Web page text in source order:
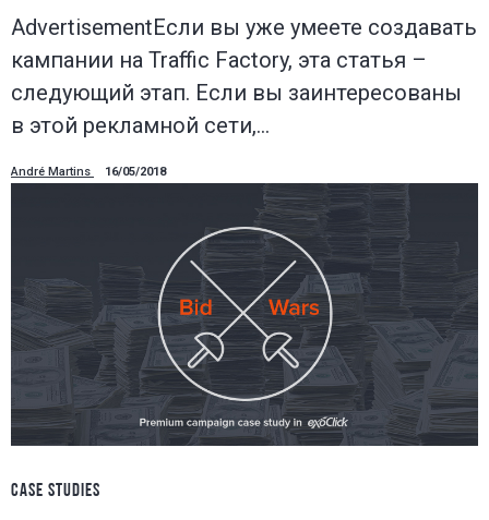
AdvertisementЕсли вы уже умеете создавать
кампании на Traffic Factory, эта статья –
следующий этап. Если вы заинтересованы
в этой рекламной сети,…
André Martins 16/05/2018
CASE STUDIES